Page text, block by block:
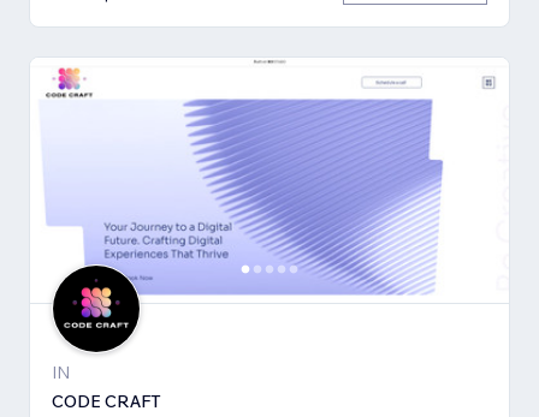
IN
CODE CRAFT